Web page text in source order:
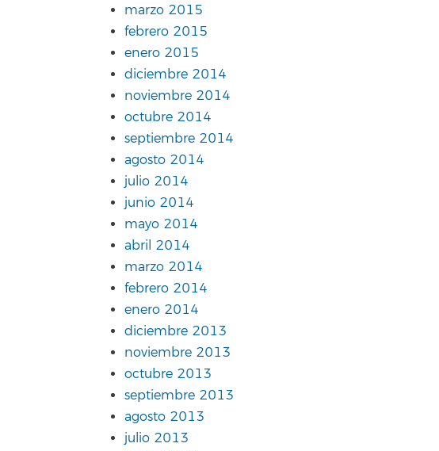
marzo 2015
febrero 2015
enero 2015
diciembre 2014
noviembre 2014
octubre 2014
septiembre 2014
agosto 2014
julio 2014
junio 2014
mayo 2014
abril 2014
marzo 2014
febrero 2014
enero 2014
diciembre 2013
noviembre 2013
octubre 2013
septiembre 2013
agosto 2013
julio 2013